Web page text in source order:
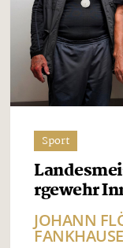
Sport
rgewehr
JOHANN